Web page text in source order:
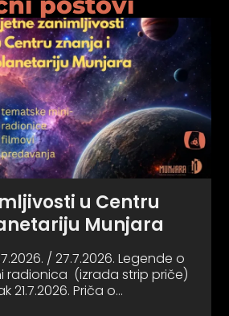
u Centru
Munjara
/ 27.7.2026. Legende o
radionica (izrada strip priče)
21.7.2026. Priča o…